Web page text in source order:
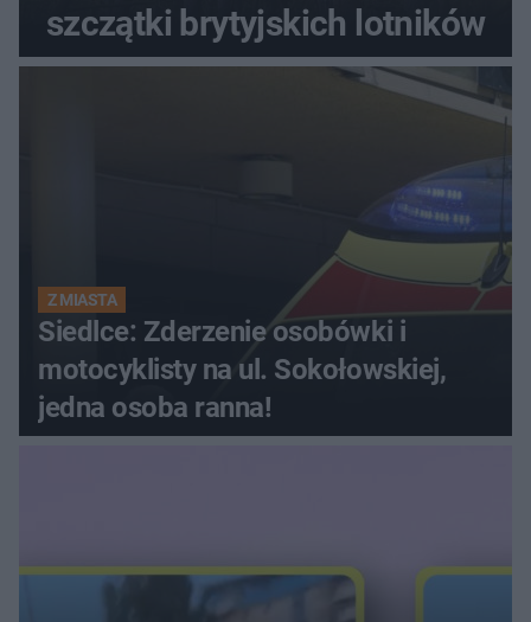
szczątki brytyjskich lotników
Z MIASTA
Siedlce: Zderzenie osobówki i
motocyklisty na ul. Sokołowskiej,
jedna osoba ranna!